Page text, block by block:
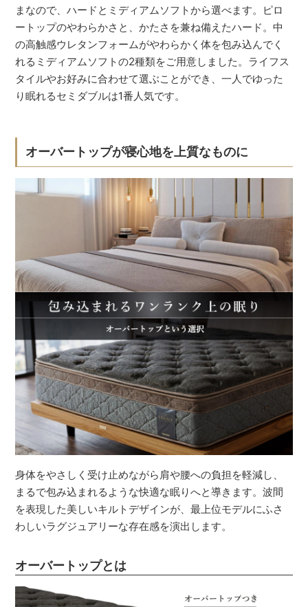
まなので、ハードとミディアムソフトから選べます。ピロ
ートップのやわらかさと、かたさを兼ね備えたハード。中
の高触感ウレタンフォームがやわらかく体を包み込んでく
れるミディアムソフトの2種類をご用意しました。ライフス
タイルやお好みに合わせて選ぶことができ、一人でゆった
り眠れるセミダブルは1番人気です。
オーバートップが寝心地を上質なものに
身体をやさしく受け止めながら肩や腰への負担を軽減し、
まるで包み込まれるような快適な眠りへと導きます。波間
を表現した美しいキルトデザインが、最上位モデルにふさ
わしいラグジュアリーな存在感を演出します。
オーバートップとは